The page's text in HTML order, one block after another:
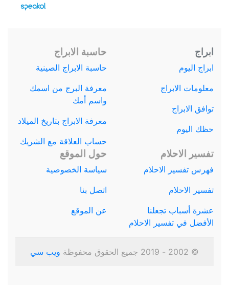
ابراج
ابراج اليوم
معلومات الابراج
توافق الابراج
حظك اليوم
حاسبة الابراج
حاسبة الابراج الصينية
معرفة البرج من اسمك
واسم أمك
معرفة الابراج بتاريخ الميلاد
حساب العلاقة مع الشريك
تفسير الاحلام
فهرس تفسير الاحلام
تفسير الاحلام
عشرة أسباب تجعلنا
الأفضل في تفسير الاحلام
حول الموقع
سياسة الخصوصية
اتصل بنا
عن الموقع
© 2002 - 2019 جميع الحقوق محفوظة ويب سي